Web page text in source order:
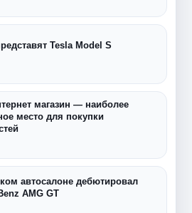
Tesla Model S
магазин — наиболее
место для покупки
автосалоне дебютировал
AMG GT